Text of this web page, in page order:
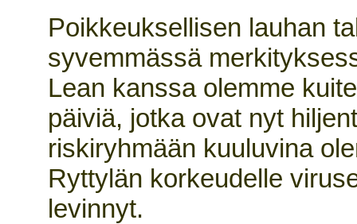
Poikkeuksellisen lauhan
syvemmässä
Lean kanssa olemme
päiviä, jotka ovat nyt
riskiryhmään kuuluvina
Ryttylän korkeudelle
levinnyt.